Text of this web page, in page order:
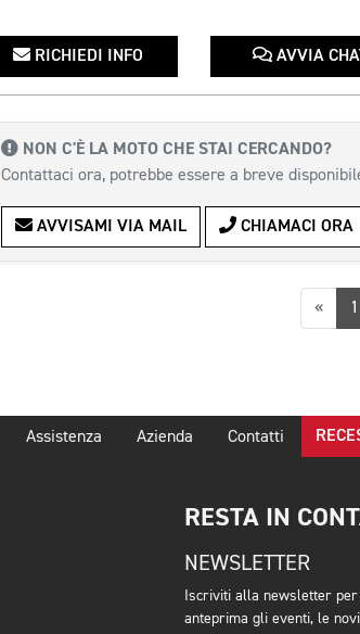
RICHIEDI INFO AVVIA
NON C'È LA MOTO CHE STAI CERCANDO?
Contattaci ora, potrebbe essere a breve
AVVISAMI VIA MAIL CHIAMACI ORA
« 1
Assistenza Azienda Contatti
RESTA IN
NEWSLETTER
Iscriviti alla newsletter
anteprima gli eventi, le